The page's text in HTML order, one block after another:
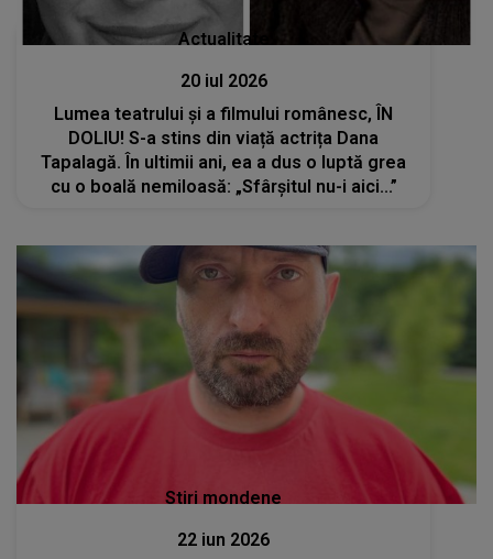
Actualitate
20 iul 2026
Lumea teatrului și a filmului românesc, ÎN
DOLIU! S-a stins din viață actrița Dana
Tapalagă. În ultimii ani, ea a dus o luptă grea
cu o boală nemiloasă: „Sfârșitul nu-i aici...”
Stiri mondene
22 iun 2026